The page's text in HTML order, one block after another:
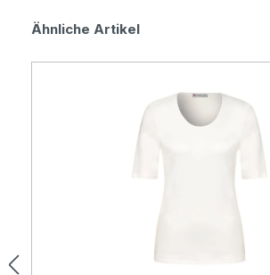
Produktgalerie überspringen
Ähnliche Artikel